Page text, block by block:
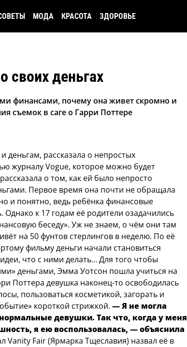
МОДА КРАСОТА ЗДОРОВЬЕ
своих деньгах
финансами, почему она живет скромно и
съемок в саге о Гарри Поттере
деньгам, рассказала о непростых
журналу Vogue, которое можно будет
о том, как ей было непросто
Первое время она почти не обращала
и понятно, ведь ребёнка финансовые
к 17 годам её родители озадачились
беседу». Уж не знаем, о чём они там
на 50 фунтов стерлингов в неделю. По её
фильму деньги начали становиться
что с ними делать… Для того чтобы
деньгами, Эмма Уотсон пошла учиться на
Поттера девушка наконец-то освободилась
пользоваться косметикой, загорать и
короткой стрижкой. — Я не могла
девушки. Так что, когда у меня
я ею воспользовалась, — объяснила
Vanity Fair (Ярмарка Тщеславия) назвал её в